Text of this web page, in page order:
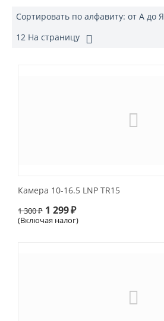
Сортировать по алфавиту: от А до Я
12 На страницу
Камера 10-16.5 LNP TR15
1 300₽ 1 299₽
(Включая налог)